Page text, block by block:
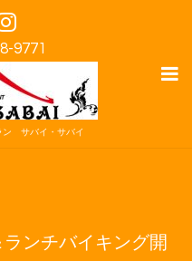
9771
ン サバイ・サバイ
ンチバイキング開